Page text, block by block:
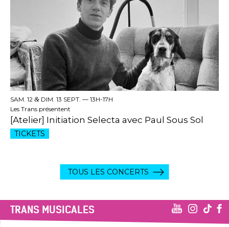
SAM. 12 & DIM. 13 SEPT. — 13H-17H
Les Trans présentent
[Atelier] Initiation Selecta avec Paul Sous Sol
TICKETS
TOUS LES CONCERTS
TRANS MUSICALES